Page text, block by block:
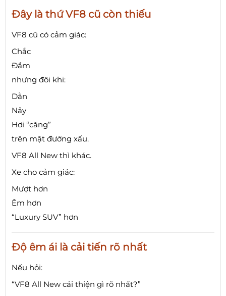
Đây là thứ VF8 cũ còn thiếu
VF8 cũ có cảm giác:
Chắc
Đầm
nhưng đôi khi:
Dằn
Nảy
Hơi “căng”
trên mặt đường xấu.
VF8 All New thì khác.
Xe cho cảm giác:
Mượt hơn
Êm hơn
“Luxury SUV” hơn
Độ êm ái là cải tiến rõ nhất
Nếu hỏi:
“VF8 All New cải thiện gì rõ nhất?”